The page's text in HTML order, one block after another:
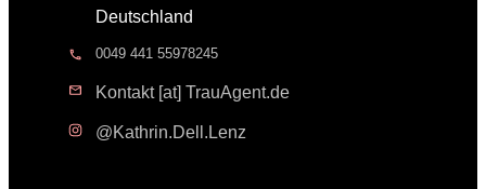
Deutschland
0049 441 55978245
Kontakt [at] TrauAgent.de
@Kathrin.Dell.Lenz